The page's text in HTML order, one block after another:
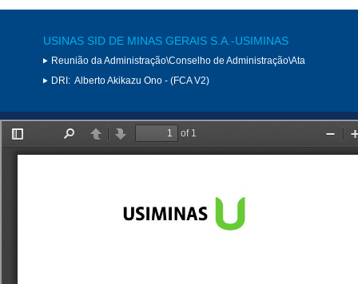
USINAS SID DE MINAS GERAIS S.A.-USIMINAS
Reunião da Administração\Conselho de Administração\Ata
DRI: Alberto Akikazu Ono - (FCA V2)